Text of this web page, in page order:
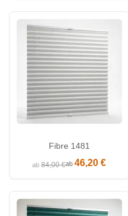
Fibre 1481
ab84,00 €ab46,20 €